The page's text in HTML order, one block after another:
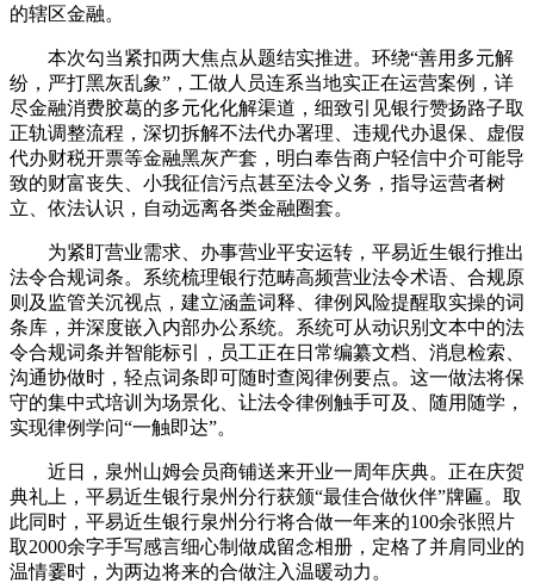
的辖区金融。
本次勾当紧扣两大焦点从题结实推进。环绕“善用多元解
纷，严打黑灰乱象”，工做人员连系当地实正在运营案例，详
尽金融消费胶葛的多元化化解渠道，细致引见银行赞扬路子取
正轨调整流程，深切拆解不法代办署理、违规代办退保、虚假
代办财税开票等金融黑灰产套，明白奉告商户轻信中介可能导
致的财富丧失、小我征信污点甚至法令义务，指导运营者树
立、依法认识，自动远离各类金融圈套。
为紧盯营业需求、办事营业平安运转，平易近生银行推出
法令合规词条。系统梳理银行范畴高频营业法令术语、合规原
则及监管关沉视点，建立涵盖词释、律例风险提醒取实操的词
条库，并深度嵌入内部办公系统。系统可从动识别文本中的法
令合规词条并智能标引，员工正在日常编纂文档、消息检索、
沟通协做时，轻点词条即可随时查阅律例要点。这一做法将保
守的集中式培训为场景化、让法令律例触手可及、随用随学，
实现律例学问“一触即达”。
近日，泉州山姆会员商铺送来开业一周年庆典。正在庆贺
典礼上，平易近生银行泉州分行获颁“最佳合做伙伴”牌匾。取
此同时，平易近生银行泉州分行将合做一年来的100余张照片
取2000余字手写感言细心制做成留念相册，定格了并肩同业的
温情霎时，为两边将来的合做注入温暖动力。